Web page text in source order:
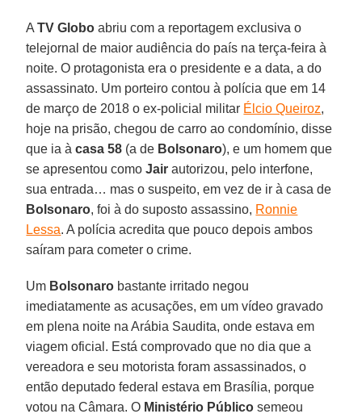
ATV Globo abriu com a reportagem exclusiva o
telejornal de maior audiência do país na terça-feira à
noite. O protagonista era o presidente e a data, a do
assassinato. Um porteiro contou à polícia que em 14
de março de 2018 o ex-policial militar Élcio Queiroz,
hoje na prisão, chegou de carro ao condomínio, disse
que ia àcasa 58 (a de Bolsonaro), e um homem que
se apresentou comoJair autorizou, pelo interfone,
sua entrada… mas o suspeito, em vez de ir à casa de
Bolsonaro, foi à do suposto assassino, Ronnie
Lessa. A polícia acredita que pouco depois ambos
saíram para cometer o crime.
Um Bolsonaro bastante irritado negou
imediatamente as acusações, em um vídeo gravado
em plena noite na Arábia Saudita, onde estava em
viagem oficial. Está comprovado que no dia que a
vereadora e seu motorista foram assassinados, o
então deputado federal estava em Brasília, porque
votou na Câmara. O Ministério Público semeou